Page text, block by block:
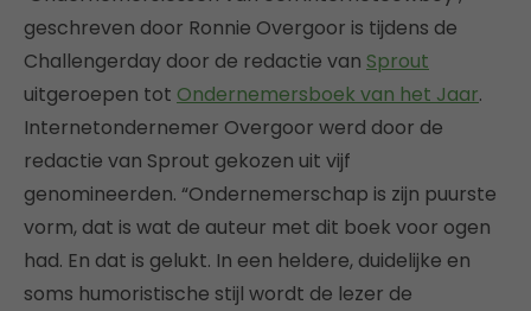
geschreven door Ronnie Overgoor is tijdens de
Challengerday door de redactie van Sprout
uitgeroepen tot Ondernemersboek van het Jaar.
Internetondernemer Overgoor werd door de
redactie van Sprout gekozen uit vijf
genomineerden. “Ondernemerschap is zijn puurste
vorm, dat is wat de auteur met dit boek voor ogen
had. En dat is gelukt. In een heldere, duidelijke en
soms humoristische stijl wordt de lezer de